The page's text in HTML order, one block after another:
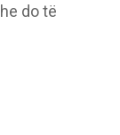
do të